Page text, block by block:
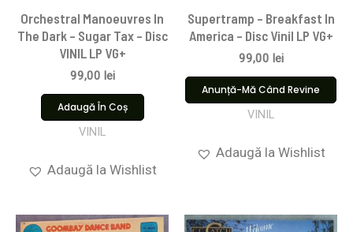
Orchestral Manoeuvres In
The Dark – Sugar Tax – Disc
VINIL LP VG+
99,00 lei
Adaugă În Coș
VINIL
Adaugă la Wishlist
Supertramp – Breakfast In
America – Disc Vinil LP VG+
99,00 lei
Anunță-Mă Când Revine
VINIL
Adaugă la Wishlist